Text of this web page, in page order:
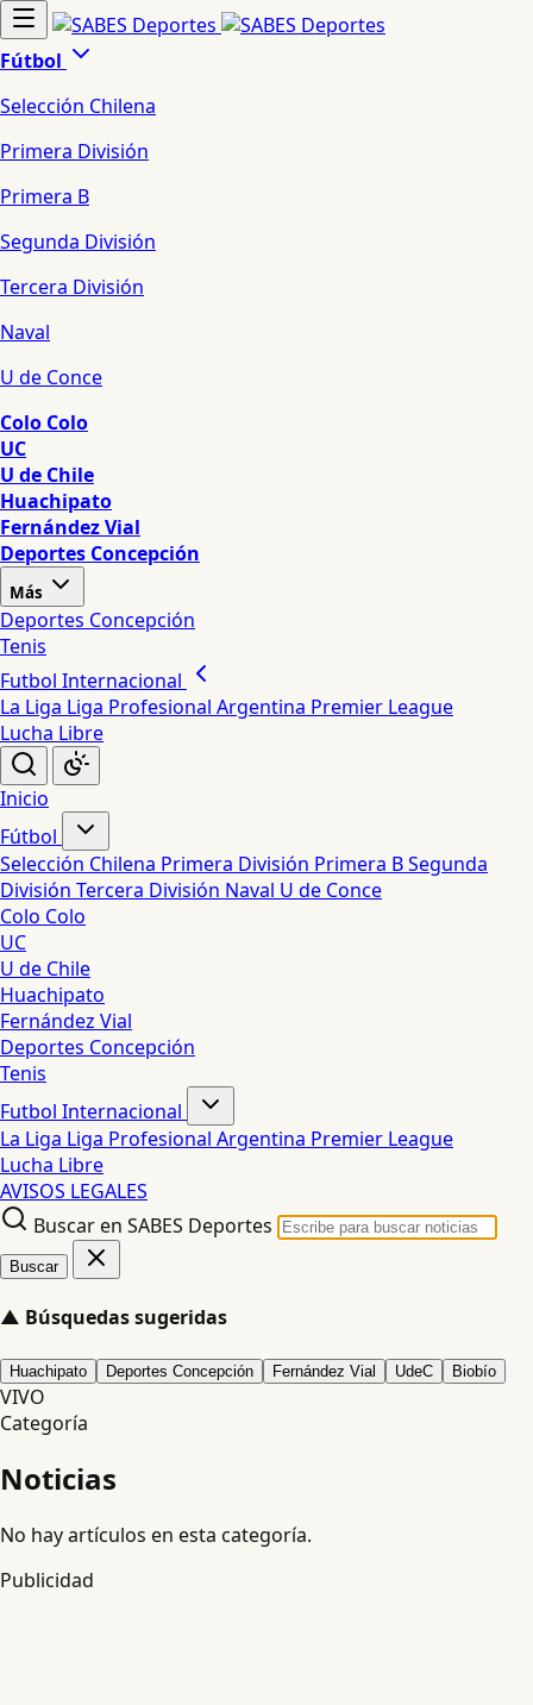
Fútbol
Selección Chilena
Primera División
Primera B
Segunda División
Tercera División
Naval
U de Conce
Colo Colo
UC
U de Chile
Huachipato
Fernández Vial
Deportes Concepción
Más
Deportes Concepción
Tenis
Futbol Internacional
La Liga Liga Profesional Argentina Premier League
Lucha Libre
Inicio
Fútbol
Selección Chilena Primera División Primera BSegunda
División Tercera División Naval U de Conce
Colo Colo
UC
U de Chile
Huachipato
Fernández Vial
Deportes Concepción
Tenis
Futbol Internacional
La Liga Liga Profesional Argentina Premier League
Lucha Libre
AVISOS LEGALES
Buscar en SABES Deportes
Buscar
▲ Búsquedas sugeridas
Huachipato Deportes Concepción Fernández Vial UdeC Biobío
VIVO
Categoría
Noticias
No hay artículos en esta categoría.
Publicidad